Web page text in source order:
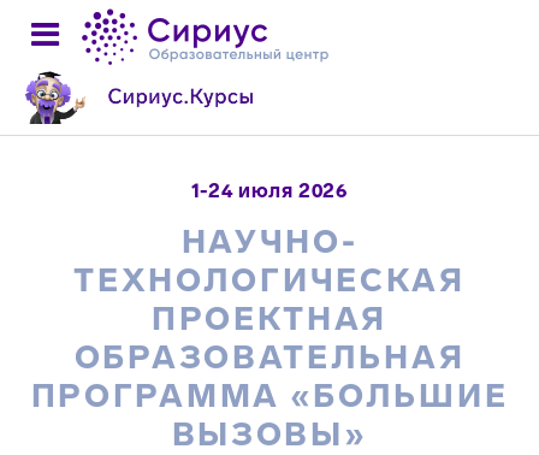
1-24 июля 2026
НАУЧНО-
ТЕХНОЛОГИЧЕСКАЯ
ПРОЕКТНАЯ
ОБРАЗОВАТЕЛЬНАЯ
ПРОГРАММА «БОЛЬШИЕ
ВЫЗОВЫ»